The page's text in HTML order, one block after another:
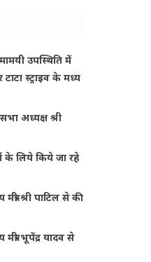
उपस्थिति में
स्ट्राइव के मध्य
अध्यक्ष श्री
के लिये किये जा रहे
मंत्री श्री पाटिल से की
मंत्री भूपेंद्र यादव से